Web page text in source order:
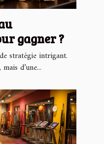
gagner ?
stratégie intrigant.
d’une...